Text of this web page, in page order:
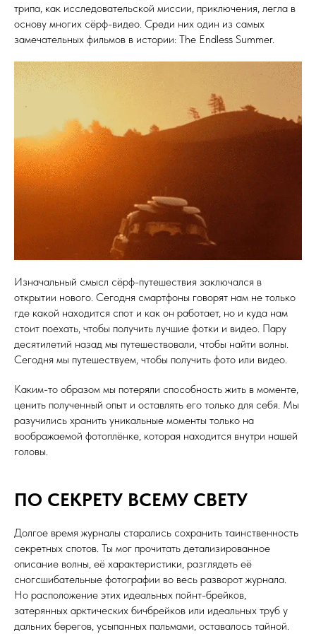
трипа, как исследовательской миссии, приключения, легла в
основу многих сёрф-видео. Среди них один из самых
замечательных фильмов в истории: The Endless Summer.
Изначальный смысл сёрф-путешествия заключался в
открытии нового. Сегодня смартфоны говорят нам не только
где какой находится спот и как он работает, но и куда нам
стоит поехать, чтобы получить лучшие фотки и видео. Пару
десятилетий назад мы путешествовали, чтобы найти волны.
Сегодня мы путешествуем, чтобы получить фото или видео.
Каким-то образом мы потеряли способность жить в моменте,
ценить полученный опыт и оставлять его только для себя. Мы
разучились хранить уникальные моменты только на
воображаемой фотоплёнке, которая находится внутри нашей
головы.
ПО СЕКРЕТУ ВСЕМУ СВЕТУ
Долгое время журналы старались сохранить таинственность
секретных спотов. Ты мог прочитать детализированное
описание волны, её характеристики, разглядеть её
сногсшибательные фотографии во весь разворот журнала.
Но расположение этих идеальных пойнт-брейков,
затерянных арктических бичбрейков или идеальных труб у
дальних берегов, усыпанных пальмами, оставалось тайной.